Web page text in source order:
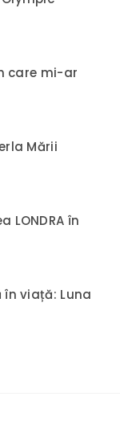
care mi-ar
Mării
LONDRA în
viață: Luna